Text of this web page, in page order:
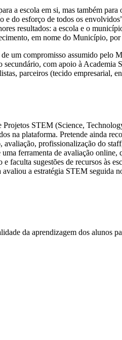
a escola em si, mas também
do esforço de todos os
resultados: a escola e o
em nome do Município,
um compromisso assumido
com apoio à
parceiros (tecido empresarial,
STEM (Science,
na plataforma. Pretende ainda
profissionalização do
ferramenta de avaliação
faculta sugestões de recursos às
a estratégia STEM seguida
da aprendizagem dos alunos